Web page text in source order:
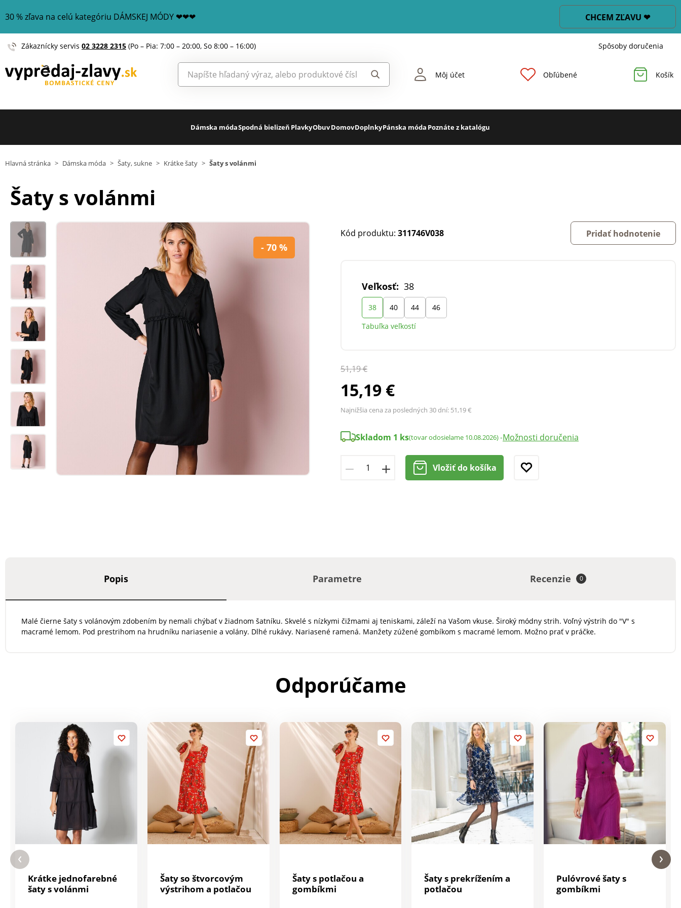
30 % zľava na celú kategóriu DÁMSKEJ MÓDY ❤❤❤ CHCEM ZĽAVU ❤
Zákaznícky servis 02 3228 2315 (Po – Pia: 7:00 – 20:00, So 8:00 – 16:00) Spôsoby doručenia
Môj účet Obľúbené Košík
Dámska módaSpodná bielizeň PlavkyObuvDomovDoplnkyPánska móda Poznáte z katalógu
Hlavná stránka > Dámska móda > Šaty, sukne > Krátke šaty > Šaty s volánmi
Šaty s volánmi
- 70 %
Kód produktu: 311746V038 Pridať hodnotenie
Veľkosť: 38
38 40 44
46
Tabuľka veľkostí
51,19 €
15,19 €
Najnižšia cena za posledných 30 dní: 51,19 €
Skladom 1 ks(tovar odosielame 10.08.2026)-Možnosti doručenia
Vložiť do košíka
Popis Parametre Recenzie 0
Malé čierne šaty s volánovým zdobením by nemali chýbať v žiadnom šatníku. Skvelé s nízkymi čižmami aj teniskami, záleží na Vašom vkuse. Široký módny strih. Voľný výstrih do "V" s
macramé lemom. Pod prestrihom na hrudníku nariasenie a volány. Dlhé rukávy. Nariasené ramená. Manžety zúžené gombíkom s macramé lemom. Možno prať v práčke.
Odporúčame
Krátke jednofarebné
šaty s volánmi
Šaty so štvorcovým
výstrihom a potlačou
Šaty s potlačou a
gombíkmi
Šaty s prekrížením a
potlačou
Pulóvrové šaty s
gombíkmi